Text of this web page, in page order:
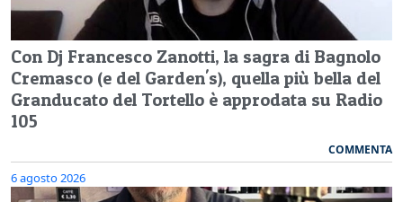
Con Dj Francesco Zanotti, la sagra di Bagnolo
Cremasco (e del Garden's), quella più bella del
Granducato del Tortello è approdata su Radio
105
COMMENTA
6 agosto 2026